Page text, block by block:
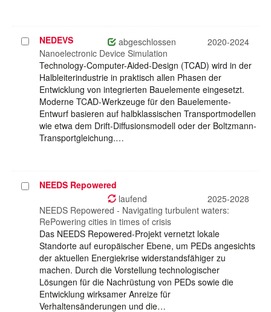
Projekt
auswählen
NEDEVS abgeschlossen
2020-2024
Nanoelectronic Device Simulation
Technology-Computer-Aided-Design (TCAD) wird in der
Halbleiterindustrie in praktisch allen Phasen der
Entwicklung von integrierten Bauelemente eingesetzt.
Moderne TCAD-Werkzeuge für den Bauelemente-
Entwurf basieren auf halbklassischen Transportmodellen
wie etwa dem Drift-Diffusionsmodell oder der Boltzmann-
Transportgleichung.…
ProjektNEEDS Repowered
laufend
2025-2028
NEEDS Repowered - Navigating turbulent waters:
RePowering cities in times of crisis
Das NEEDS Repowered-Projekt vernetzt lokale
Standorte auf europäischer Ebene, um PEDs angesichts
der aktuellen Energiekrise widerstandsfähiger zu
machen. Durch die Vorstellung technologischer
Lösungen für die Nachrüstung von PEDs sowie die
Entwicklung wirksamer Anreize für
Verhaltensänderungen und die…